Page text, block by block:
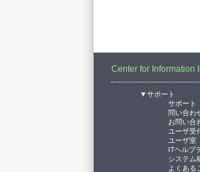
Center for Information
▼サポート
サポート
問い合わ
お問い合
ユーザ受
ユーザ室
ITヘルプ
システム
よくある